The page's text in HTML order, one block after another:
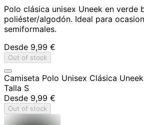
Polo clásica unisex Uneek en verde
poliéster/algodón. Ideal para
semiformales.
Desde 9,99 €
Out of stock
Camiseta Polo Unisex Clásica
Talla S
Desde 9,99 €
Out of stock